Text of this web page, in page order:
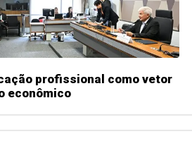
profissional como vetor
econômico